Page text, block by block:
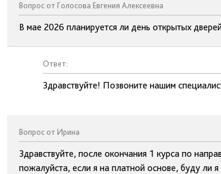
Вопрос от Голосова Евгения Алексеевна
В мае 2026 планируется ли день открытых
Ответ:
Здравствуйте! Позвоните нашим
Вопрос от Ирина
Здравствуйте, после окончания 1 курса по
пожалуйста, если я на платной основе, буду ли